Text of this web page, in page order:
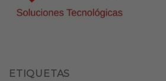
ETIQUETAS